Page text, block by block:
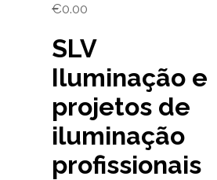
€0.00
SLV
Iluminação e
projetos de
iluminação
profissionais